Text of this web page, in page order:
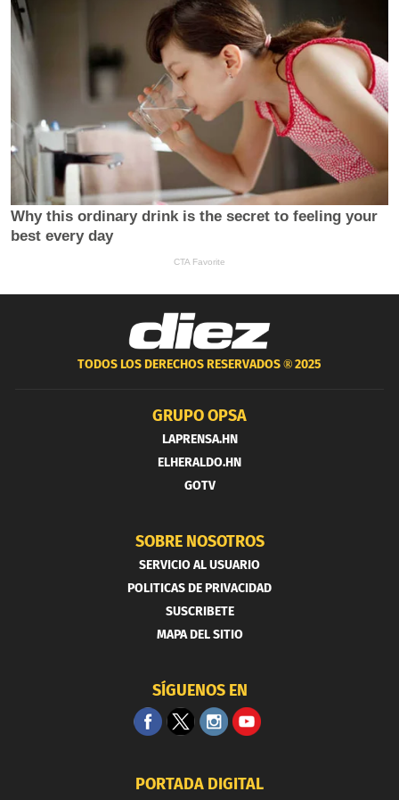
TODOS LOS DERECHOS RESERVADOS ®2025
GRUPO OPSA
LAPRENSA.HN
ELHERALDO.HN
GOTV
SOBRE NOSOTROS
SERVICIO AL USUARIO
POLITICAS DE PRIVACIDAD
SUSCRIBETE
MAPA DEL SITIO
SÍGUENOS EN
PORTADA DIGITAL